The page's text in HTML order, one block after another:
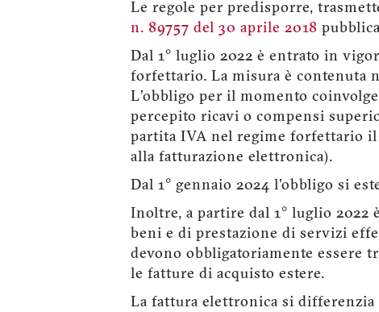
Le regole per predisporre,
n. 89757 del 30 aprile 2018
Dal 1° luglio 2022 è entrato in
forfettario. La misura è contenuta
L'obbligo per il momento
percepito ricavi o compensi
partita IVA nel regime forfettario il
alla fatturazione elettronica).
Dal 1° gennaio 2024 l'obbligo si
Inoltre, a partire dal 1° luglio
beni e di prestazione di servizi
devono obbligatoriamente essere
le fatture di acquisto estere.
La fattura elettronica si differenzia